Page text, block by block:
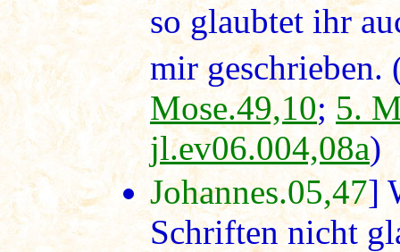
so glaubtet ihr
mir geschrieben.
Mose.49,10;5.
jl.ev06.004,08a)
Johannes.05,47]
Schriften nicht